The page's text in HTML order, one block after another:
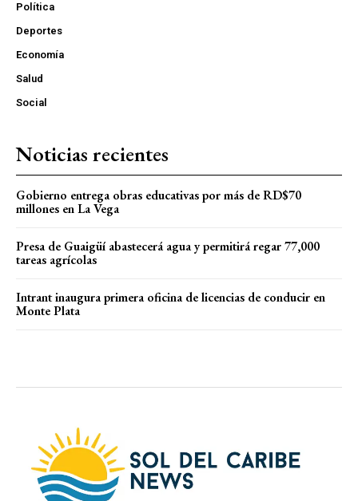
Política
Deportes
Economía
Salud
Social
Noticias recientes
Gobierno entrega obras educativas por más de RD$70
millones en La Vega
Presa de Guaigüí abastecerá agua y permitirá regar 77,000
tareas agrícolas
Intrant inaugura primera oficina de licencias de conducir en
Monte Plata